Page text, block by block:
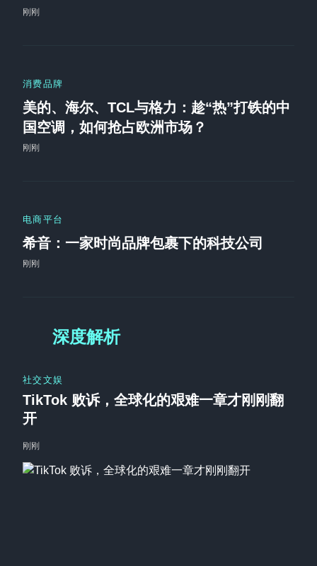
刚刚
消费品牌
美的、海尔、TCL与格力：趁“热”打铁的中
国空调，如何抢占欧洲市场？
刚刚
电商平台
希音：一家时尚品牌包裹下的科技公司
刚刚
深度解析
社交文娱
TikTok 败诉，全球化的艰难一章才刚刚翻
开
刚刚